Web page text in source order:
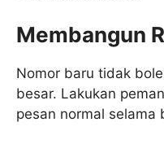
Membangun
Nomor baru tidak
besar. Lakukan
pesan normal selama